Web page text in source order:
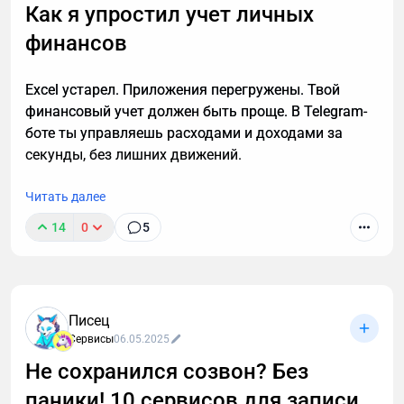
бизнеса о выборе того или иного сервиса/
платформы.
Как я упростил учет личных
финансов
Excel устарел. Приложения перегружены. Твой
финансовый учет должен быть проще. В Telegram-
боте ты управляешь расходами и доходами за
секунды, без лишних движений.
Читать далее
14 0 5
Писец
Сервисы06.05.2025
Не сохранился созвон? Без